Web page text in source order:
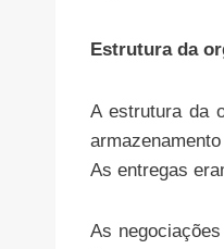
Estrutura da
A estrutura da
As entregas
As